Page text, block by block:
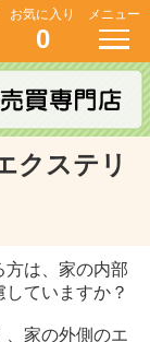
お気に入り
0
メニュー
クステリ
方は、家の内部
ていますか？
、家の外側のエ